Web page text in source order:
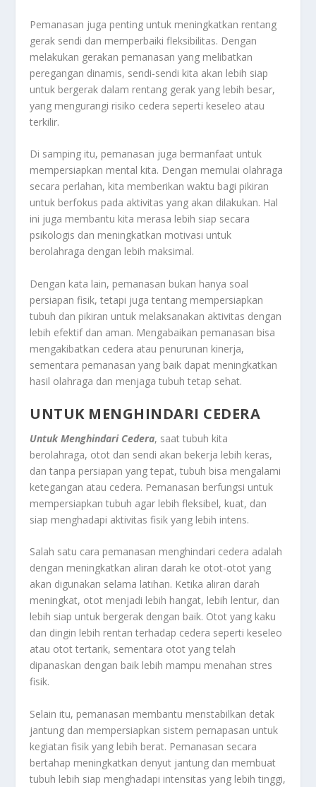
Pemanasan juga penting untuk meningkatkan rentang
gerak sendi dan memperbaiki fleksibilitas. Dengan
melakukan gerakan pemanasan yang melibatkan
peregangan dinamis, sendi-sendi kita akan lebih siap
untuk bergerak dalam rentang gerak yang lebih besar,
yang mengurangi risiko cedera seperti keseleo atau
terkilir.
Di samping itu, pemanasan juga bermanfaat untuk
mempersiapkan mental kita. Dengan memulai olahraga
secara perlahan, kita memberikan waktu bagi pikiran
untuk berfokus pada aktivitas yang akan dilakukan. Hal
ini juga membantu kita merasa lebih siap secara
psikologis dan meningkatkan motivasi untuk
berolahraga dengan lebih maksimal.
Dengan kata lain, pemanasan bukan hanya soal
persiapan fisik, tetapi juga tentang mempersiapkan
tubuh dan pikiran untuk melaksanakan aktivitas dengan
lebih efektif dan aman. Mengabaikan pemanasan bisa
mengakibatkan cedera atau penurunan kinerja,
sementara pemanasan yang baik dapat meningkatkan
hasil olahraga dan menjaga tubuh tetap sehat.
UNTUK MENGHINDARI CEDERA
Untuk Menghindari Cedera, saat tubuh kita
berolahraga, otot dan sendi akan bekerja lebih keras,
dan tanpa persiapan yang tepat, tubuh bisa mengalami
ketegangan atau cedera. Pemanasan berfungsi untuk
mempersiapkan tubuh agar lebih fleksibel, kuat, dan
siap menghadapi aktivitas fisik yang lebih intens.
Salah satu cara pemanasan menghindari cedera adalah
dengan meningkatkan aliran darah ke otot-otot yang
akan digunakan selama latihan. Ketika aliran darah
meningkat, otot menjadi lebih hangat, lebih lentur, dan
lebih siap untuk bergerak dengan baik. Otot yang kaku
dan dingin lebih rentan terhadap cedera seperti keseleo
atau otot tertarik, sementara otot yang telah
dipanaskan dengan baik lebih mampu menahan stres
fisik.
Selain itu, pemanasan membantu menstabilkan detak
jantung dan mempersiapkan sistem pernapasan untuk
kegiatan fisik yang lebih berat. Pemanasan secara
bertahap meningkatkan denyut jantung dan membuat
tubuh lebih siap menghadapi intensitas yang lebih tinggi,